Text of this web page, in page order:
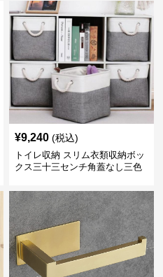
¥9,240 (税込)
トイレ収納 スリム衣類収納ボッ
クス三十三センチ角蓋なし三色